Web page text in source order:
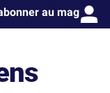
au mag